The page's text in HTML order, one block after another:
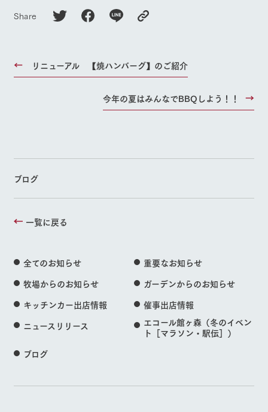
Share
リニューアル 【焼ハンバーグ】のご紹介
今年の夏はみんなでBBQしよう！！
ブログ
一覧に戻る
全てのお知らせ
重要なお知らせ
牧場からのお知らせ
ガーデンからのお知らせ
キッチンカー出店情報
催事出店情報
ニュースリリース
エコール館ヶ森（冬のイベン
ト［マラソン・駅伝］）
ブログ